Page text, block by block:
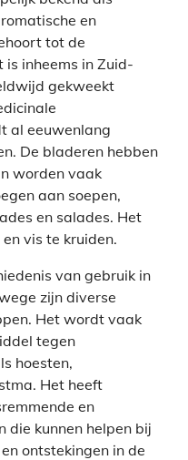
en
tot de
inheems in Zuid-
gekweekt
al eeuwenlang
De bladeren hebben
worden vaak
aan soepen,
en salades. Het
vis te kruiden.
van gebruik in
zijn diverse
Het wordt vaak
tegen
hoesten,
Het heeft
en
die kunnen helpen bij
ontstekingen in de